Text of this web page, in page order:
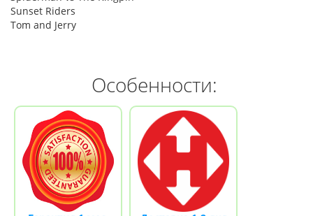
Sunset Riders
Tom and Jerry
Особенности: